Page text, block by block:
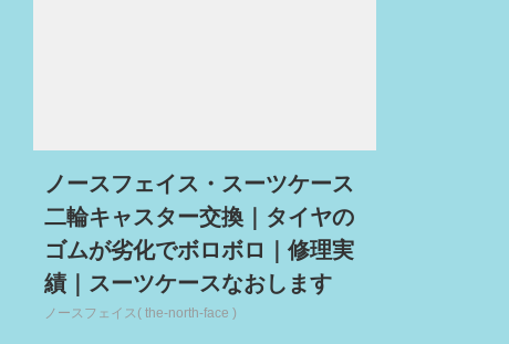
ノースフェイス・スーツケース
二輪キャスター交換｜タイヤの
ゴムが劣化でボロボロ｜修理実
績｜スーツケースなおします
ノースフェイス( the-north-face )